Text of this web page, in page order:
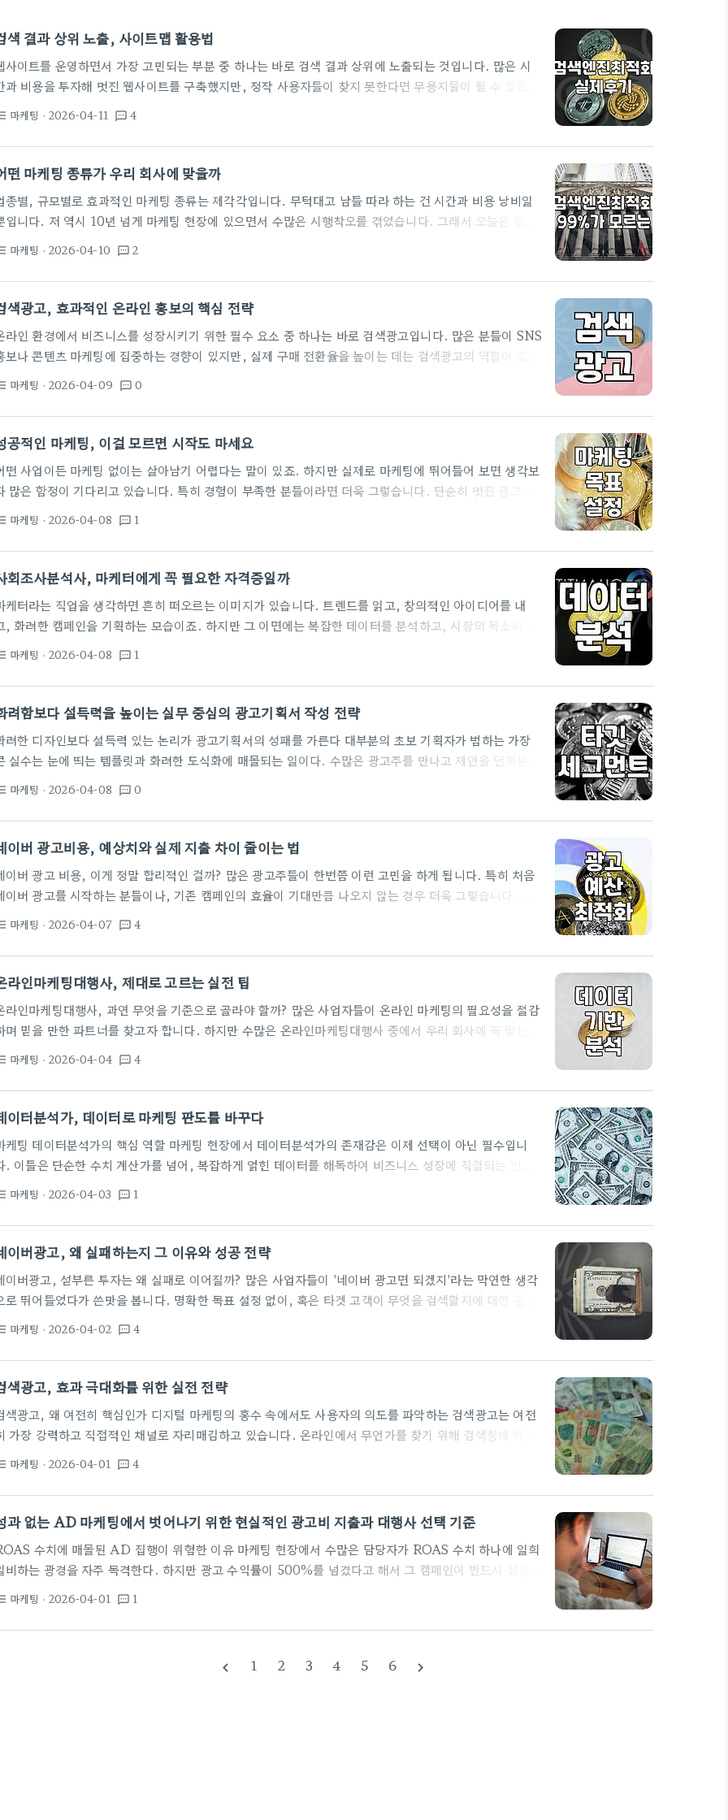
색 결과 상위 노출, 사이트맵 활용법
사이트를 운영하면서 가장 고민되는 부분 중 하나는 바로 검색 결과 상위에 노출되는 것입니다. 많은 시
과 비용을 투자해 멋진 웹사이트를 구축했지만, 정작 사용자들이 찾지 못한다면 무용지물이 될 수 있습니
진에게 알려주는 지도와 같습니다. 단순히 페이지 목록을 나열하는 것이 아니라, 각 페이지의 중요도나 관
를 명확히 보여줌으로써 검색 엔진이 우리 웹사이트를 더 잘 이해하고 색인화하도록 돕는 역할을 하죠.
히 신규 웹사이트를 론칭했거나, 웹사이트 구조를 크게 변경했을 때 그 중요성은…
마케팅 · 2026-04-11 textsms 4
떤 마케팅 종류가 우리 회사에 맞을까
종별, 규모별로 효과적인 마케팅 종류는 제각각입니다. 무턱대고 남들 따라 하는 건 시간과 비용 낭비일
입니다. 저 역시 10년 넘게 마케팅 현장에 있으면서 수많은 시행착오를 겪었습니다. 그래서 오늘은 실질
제시해 드리겠습니다. 타겟 고객 분석 없이 마케팅 종류를 논하지 마라 가장 먼저 해야 할 일은 바로 타겟 고
에 대한 깊이 있는 분석입니다. 누가 우리 제품이나 서비스를 구매하는가? 그들은 어떤 채널을 통해 정보
얻고, 어떤 메시지에 반응하는가? 이…
마케팅 · 2026-04-10 textsms 2
색광고, 효과적인 온라인 홍보의 핵심 전략
라인 환경에서 비즈니스를 성장시키기 위한 필수 요소 중 하나는 바로 검색광고입니다. 많은 분들이 SNS
보나 콘텐츠 마케팅에 집중하는 경향이 있지만, 실제 구매 전환율을 높이는 데는 검색광고의 역할이 절대
식이기 때문입니다. 단순한 노출을 넘어, 잠재 고객의 구매 의도를 파악하고 이에 맞는 광고 메시지를 전달
는 것이 중요합니다. 검색광고, 왜 지금 중요할까요? 과거에는 TV나 인쇄 광고가 주를 이루었지만, 이제
비자의 정보 탐색 과정은 대부분 온라인으로 이동했습니다. 특히 검색 엔진은 소비자가 원하는…
마케팅 · 2026-04-09 textsms 0
공적인 마케팅, 이걸 모르면 시작도 마세요
떤 사업이든 마케팅 없이는 살아남기 어렵다는 말이 있죠. 하지만 실제로 마케팅에 뛰어들어 보면 생각보
많은 함정이 기다리고 있습니다. 특히 경험이 부족한 분들이라면 더욱 그렇습니다. 단순히 멋진 광고 문
뼈가 굵은 마케터의 시선으로, 실질적인 성과를 내기 위한 마케팅의 핵심과 흔히 저지르는 실수들을 짚어보
시간입니다. 마케팅 목표, 제대로 설정하고 있습니까? 마케팅을 시작하기 전에 가장 먼저 해야 할 일은
확한 목표 설정입니다. '매출 증대'라는 추상적인 목표로는 구체적인 실행 전략을 세우기 어렵습니다. 예
마케팅 · 2026-04-08 textsms 1
회조사분석사, 마케터에게 꼭 필요한 자격증일까
케터라는 직업을 생각하면 흔히 떠오르는 이미지가 있습니다. 트렌드를 읽고, 창의적인 아이디어를 내
, 화려한 캠페인을 기획하는 모습이죠. 하지만 그 이면에는 복잡한 데이터를 분석하고, 시장의 목소리에
조사분석사 자격증이 마케터에게 생각보다 유용할 수 있다는 점을 이야기해볼까 합니다. 사회조사분석사라
이름 자체가 다소 어렵게 느껴질 수 있습니다. 하지만 이 자격증은 단순히 통계 지식을 테스트하는 것을
어, 실제 현장에서 발생하는 다양한 문제들을 체계적으로 파악하고 해결하는 능력을 길러준다고 저는 생
마케팅 · 2026-04-08 textsms 1
려함보다 설득력을 높이는 실무 중심의 광고기획서 작성 전략
려한 디자인보다 설득력 있는 논리가 광고기획서의 성패를 가른다 대부분의 초보 기획자가 범하는 가장
실수는 눈에 띄는 템플릿과 화려한 도식화에 매몰되는 일이다. 수많은 광고주를 만나고 제안을 던져본
이 찾는 것은 우리 브랜드의 고충을 정확히 꿰뚫고 있는가와 그에 대한 해답이 현실적인가 하는 점이다. 예
슬라이드 50장보다 송곳 같은 통찰이 담긴 10장이 훨씬 강력한 힘을 발휘하는 이유가 여기 있다. 광고주
수십억 원의 예산을 집행하기로 결정하는 과정은 지극히…
마케팅 · 2026-04-08 textsms 0
이버 광고비용, 예상치와 실제 지출 차이 줄이는 법
이버 광고 비용, 이게 정말 합리적인 걸까? 많은 광고주들이 한번쯤 이런 고민을 하게 됩니다. 특히 처음
이버 광고를 시작하는 분들이나, 기존 캠페인의 효율이 기대만큼 나오지 않는 경우 더욱 그렇습니다. 단
고 집행하는 것이 중요합니다. 네이버 광고 예산, 얼마를 책정해야 할까? 네이버 광고비용은 정말 천차만별
니다. 소상공인이라면 월 10만 원으로도 시작할 수 있지만, 경쟁이 치열한 업종이나 전국 단위의 캠페인
진행한다면 월 수백만 원에서 수천만 원까지도 필요할 수 있습니다. 중요한 것은 '우리…
마케팅 · 2026-04-07 textsms 4
라인마케팅대행사, 제대로 고르는 실전 팁
라인마케팅대행사, 과연 무엇을 기준으로 골라야 할까? 많은 사업자들이 온라인 마케팅의 필요성을 절감
며 믿을 만한 파트너를 찾고자 합니다. 하지만 수많은 온라인마케팅대행사 중에서 우리 회사에 꼭 맞는
하면, 시간과 예산만 낭비하는 결과를 초래할 수 있습니다. 경험 많은 마케터라면 이러한 흔한 함정을 피하
싶어 할 것입니다. 성공적인 파트너십은 초기 단계에서의 신중한 접근에서 시작됩니다. 수십 개의 대행
에 문의하고 제안서를 받는 과정 자체에 최소 2주 이상 소요될 수 있으며, 각기 다른…
마케팅 · 2026-04-04 textsms 4
이터분석가, 데이터로 마케팅 판도를 바꾸다
케팅 데이터분석가의 핵심 역할 마케팅 현장에서 데이터분석가의 존재감은 이제 선택이 아닌 필수입니
. 이들은 단순한 수치 계산가를 넘어, 복잡하게 얽힌 데이터를 해독하여 비즈니스 성장에 직결되는 인사
하고, 각 마케팅 캠페인이 실제 성과에 미치는 영향을 과학적으로 측정하는 것입니다. 여기에는 디지털 광
, 콘텐츠 마케팅, 이메일 캠페인 등 모든 접점에서 발생하는 데이터를 통합적으로 분석하는 작업이 포함
니다. 구체적으로, 이들은 고객 행동 데이터를 분석하여 가장 효과적인 타겟 고객 세그먼트를 식별하고,
각 세그먼트별로 최적화된 메시지와 채널 전략을…
마케팅 · 2026-04-03 textsms 1
이버광고, 왜 실패하는지 그 이유와 성공 전략
이버광고, 섣부른 투자는 왜 실패로 이어질까? 많은 사업자들이 '네이버 광고면 되겠지'라는 막연한 생각
로 뛰어들었다가 쓴맛을 봅니다. 명확한 목표 설정 없이, 혹은 타겟 고객이 무엇을 검색할지에 대한 깊은
들어, 구매 전환율이 0%인데도 클릭당 비용(CPC)이 3,000원을 넘기는 상황이 발생할 수 있습니다. 또
, 광고 문구에 과장되거나 입증되지 않은 내용을 포함하면 계정 정지나 광고 반려의 대상이 되기 쉽습니
. 실제로 경쟁력 있는 캠페인을 운영하려면 최소 월 50만 원 이상의 예산으로 충분한 데이터를…
마케팅 · 2026-04-02 textsms 4
색광고, 효과 극대화를 위한 실전 전략
색광고, 왜 여전히 핵심인가 디지털 마케팅의 홍수 속에서도 사용자의 의도를 파악하는 검색광고는 여전
가장 강력하고 직접적인 채널로 자리매김하고 있습니다. 온라인에서 무언가를 찾기 위해 검색창에 키워
가장 먼저, 가장 눈에 띄게 나타난다면, 이는 곧 잠재 고객을 우리 비즈니스로 바로 연결하는 가장 효율적인
법이 됩니다. 마치 길을 잃은 사람이 지도 앱을 켜는 것처럼, 검색 사용자는 답을 찾고 있기에, 검색광고
그 답을 제공할 수 있는 최적의 순간에 등장하는 것입니다. 다른…
마케팅 · 2026-04-01 textsms 4
과 없는 AD 마케팅에서 벗어나기 위한 현실적인 광고비 지출과 대행사 선택 기준
수치에 매몰된 AD 집행이 위험한 이유 마케팅 현장에서 수많은 담당자가 ROAS 수치 하나에 일희
비하는 광경을 자주 목격한다. 하지만 광고 수익률이 500%를 넘겼다고 해서 그 캠페인이 반드시 성공했
게 높이면 장기적인 신규 고객 유입은 끊기게 된다. 이는 결국 마케팅 비용이 갈수록 늘어나는 악순환의 시
점이 되기도 한다. 성과 중심의 운영 방식은 효율적으로 보이지만 브랜드의 체력을 갉아먹는 선택이 될
마케팅 · 2026-04-01 textsms 1
navigate_before 1 2 3 4 5 6 navigate_next